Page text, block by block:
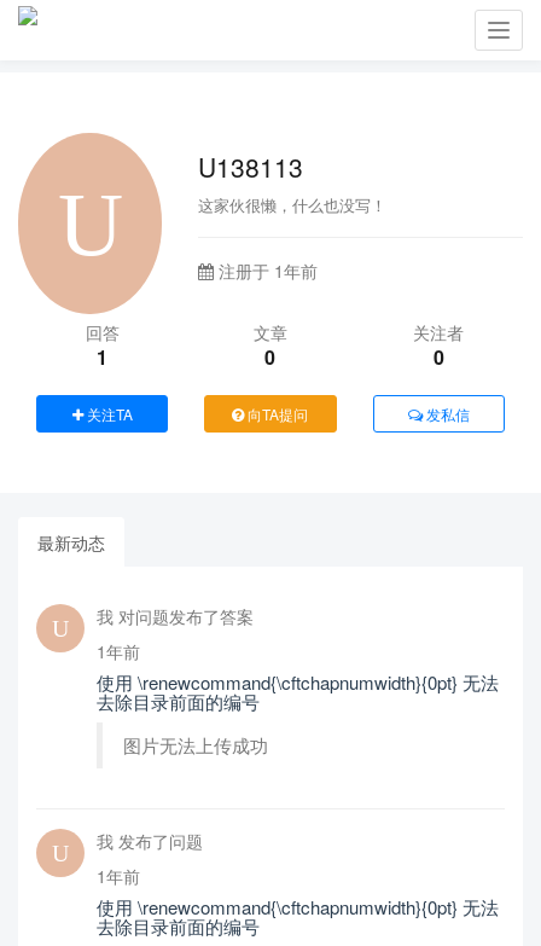
U138113
这家伙很懒，什么也没写！
注册于 1年前
回答
1
文章
0
关注者
0
关注TA 向TA提问 发私信
最新动态
我 对问题发布了答案
1年前
使用 \renewcommand{\cftchapnumwidth}{0pt} 无法
去除目录前面的编号
图片无法上传成功
我 发布了问题
1年前
使用 \renewcommand{\cftchapnumwidth}{0pt} 无法
去除目录前面的编号